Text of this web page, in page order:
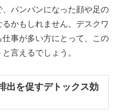
パンパンになった顔や足の
かもしれません。デスクワ
事が多い方にとって、この
言えるでしょう。
出を促すデトックス効